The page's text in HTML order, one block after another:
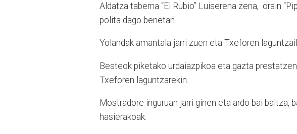
Aldatza taberna “El Rubio” Luiserena zena, orain
polita dago benetan.
Yolandak amantala jarri zuen eta Txeforen
Besteok piketako urdaiazpikoa eta gazta
Txeforen laguntzarekin.
Mostradore inguruan jarri ginen eta ardo bai baltza,
hasierakoak.